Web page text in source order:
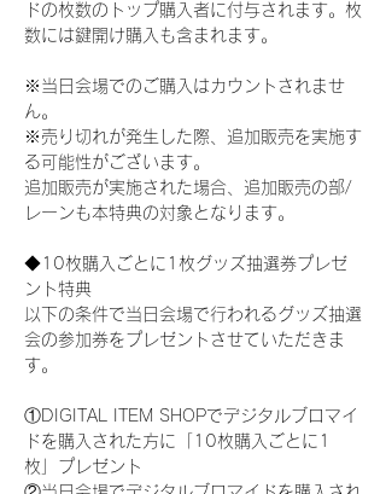
ドの枚数のトップ購入者に付与されます。枚
数には鍵開け購入も含まれます。
※当日会場でのご購入はカウントされませ
ん。
※売り切れが発生した際、追加販売を実施す
る可能性がございます。
追加販売が実施された場合、追加販売の部/
レーンも本特典の対象となります。
◆10枚購入ごとに1枚グッズ抽選券プレゼ
ント特典
以下の条件で当日会場で行われるグッズ抽選
会の参加券をプレゼントさせていただきま
す。
①DIGITAL ITEM SHOPでデジタルブロマイ
ドを購入された方に「10枚購入ごとに1
枚」プレゼント